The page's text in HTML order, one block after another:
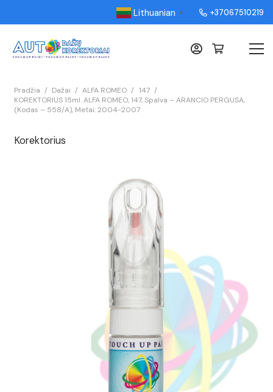
Lithuanian ▼ +37067510219
Pradžia / Dažai / ALFA ROMEO / 147 /
KOREKTORIUS 15ml. ALFA ROMEO, 147, Spalva – ARANCIO PERGUSA,
(Kodas – 558/A), Metai: 2004-2007
Korektorius